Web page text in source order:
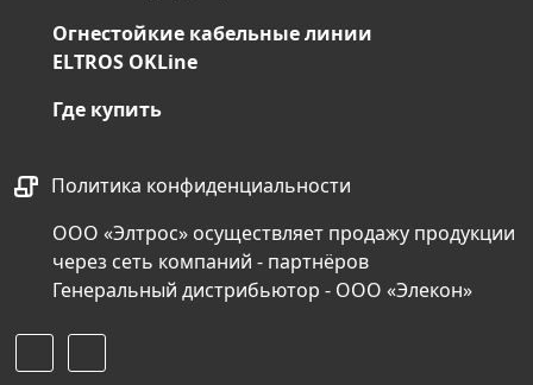
Огнестойкие кабельные линии
ELTROS OKLine
Где купить
Политика конфиденциальности
ООО «Элтрос» осуществляет продажу продукции
через сеть компаний - партнёров
Генеральный дистрибьютор - ООО «Элекон»